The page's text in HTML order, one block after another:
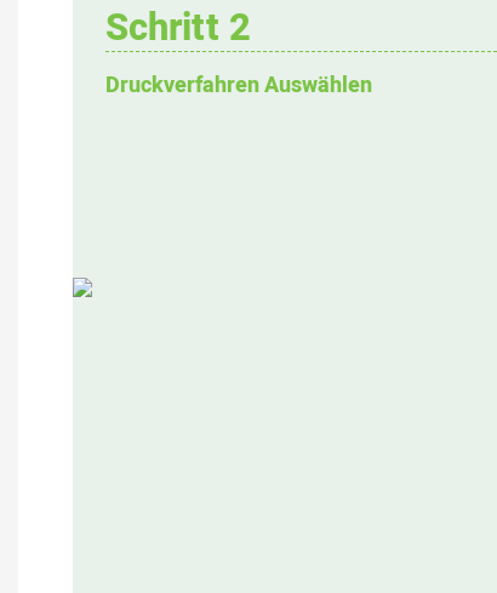
Schritt 2
Druckverfahren Auswählen